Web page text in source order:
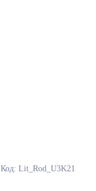
Код: Lit_Rod_U3K21